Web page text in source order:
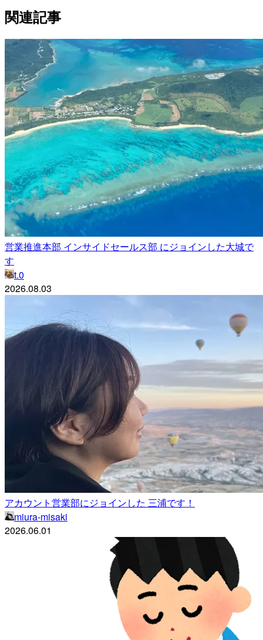
関連記事
営業推進本部 インサイドセールス部 にジョインした大城で
す
t.0
2026.08.03
アカウント営業部にジョインした 三浦です！
miura-misaki
2026.06.01